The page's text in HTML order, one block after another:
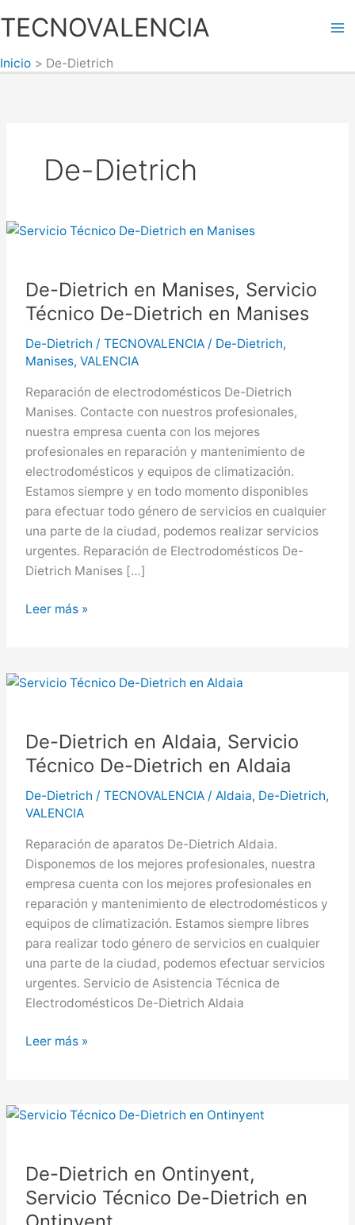
TECNOVALENCIA
Inicio De-Dietrich
De-Dietrich
De-Dietrich en Manises, Servicio
Técnico De-Dietrich en Manises
De-Dietrich / TECNOVALENCIA / De-Dietrich,
Manises, VALENCIA
Reparación de electrodomésticos De-Dietrich
Manises. Contacte con nuestros profesionales,
nuestra empresa cuenta con los mejores
profesionales en reparación y mantenimiento de
electrodomésticos y equipos de climatización.
Estamos siempre y en todo momento disponibles
para efectuar todo género de servicios en cualquier
una parte de la ciudad, podemos realizar servicios
urgentes. Reparación de Electrodomésticos De-
Dietrich Manises […]
De-
Servicio
Dietrich
en
Manises
Leer más »
De-Dietrich en Aldaia, Servicio
Técnico De-Dietrich en Aldaia
De-Dietrich / TECNOVALENCIA / Aldaia, De-Dietrich,
VALENCIA
Reparación de aparatos De-Dietrich Aldaia.
Disponemos de los mejores profesionales, nuestra
empresa cuenta con los mejores profesionales en
reparación y mantenimiento de electrodomésticos y
equipos de climatización. Estamos siempre libres
para realizar todo género de servicios en cualquier
una parte de la ciudad, podemos efectuar servicios
urgentes. Servicio de Asistencia Técnica de
Electrodomésticos De-Dietrich Aldaia
De-
Servicio
Dietrich
en
Aldaia
Leer más »
De-Dietrich en Ontinyent,
Servicio Técnico De-Dietrich en